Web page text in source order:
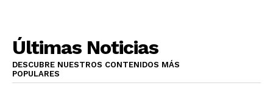
Últimas Noticias
DESCUBRE NUESTROS CONTENIDOS MÁS
POPULARES